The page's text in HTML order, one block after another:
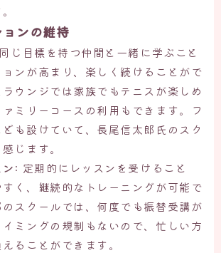
ンの維持
じ目標を持つ仲間と一緒に学ぶこと
ンが高まり、楽しく続けることがで
ウンジでは家族でもテニスが楽しめ
ミリーコースの利用もできます。フ
も設けていて、長尾信太郎氏のスク
じます。
: 定期的にレッスンを受けること
く、継続的なトレーニングが可能で
スクールでは、何度でも振替受講が
ミングの規制もないので、忙しい方
ることができます。